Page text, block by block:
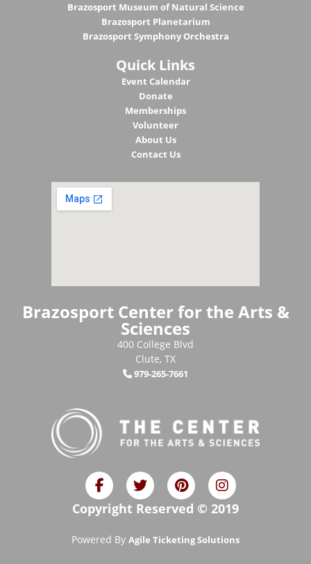
Brazosport Museum of Natural Science
Brazosport Planetarium
Brazosport Symphony Orchestra
Quick Links
Event Calendar
Donate
Memberships
Volunteer
About Us
Contact Us
Brazosport Center for the Arts &
Sciences
400 College Blvd
Clute, TX
979-265-7661
Copyright Reserved © 2019
Powered By Agile Ticketing Solutions